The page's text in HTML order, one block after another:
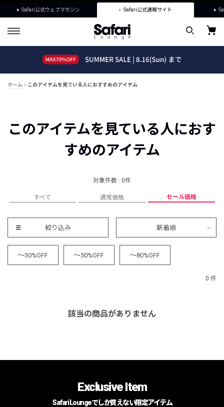
Safari公式ウェブマガジン Safari公式通販サイト
ホーム このアイテムを見ている人におすすめのアイテム
このアイテムを見ている人におす
すめのアイテム
対象件数 : 0件
すべて 通常価格 セール価格
絞り込み 新着順
～30%OFF ～50%OFF ～80%OFF
0 件
該当の商品がありません
Exclusive Item
Safari Loungeでしか買えない限定アイテム